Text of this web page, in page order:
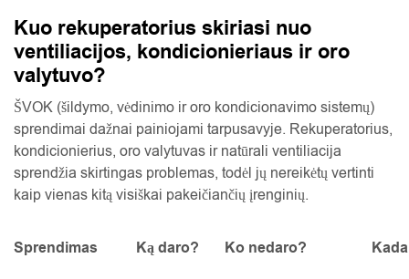
Kuo rekuperatorius skiriasi nuo
ventiliacijos, kondicionieriaus ir oro
valytuvo?
ŠVOK (šildymo, vėdinimo ir oro kondicionavimo sistemų)
sprendimai dažnai painiojami tarpusavyje. Rekuperatorius,
kondicionierius, oro valytuvas ir natūrali ventiliacija
sprendžia skirtingas problemas, todėl jų nereikėtų vertinti
kaip vienas kitą visiškai pakeičiančių įrenginių.
Sprendimas Ką daro? Ko nedaro?